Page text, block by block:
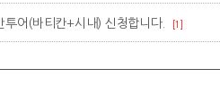
투어(바티칸+시내) 신청합니다. [1]